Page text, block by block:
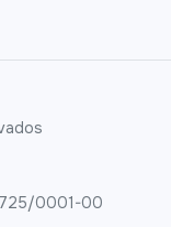
0001-00